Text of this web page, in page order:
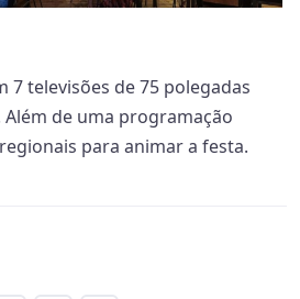
7 televisões de 75 polegadas
Além de uma programação
para animar a festa.